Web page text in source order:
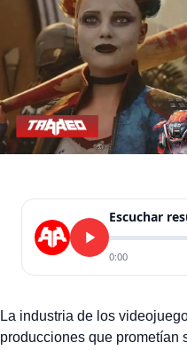
Escuchar
0:00
La industria de los
producciones que prometían